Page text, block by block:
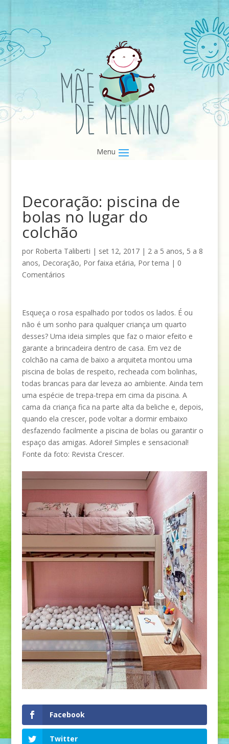
Decoração: piscina de
bolas no lugar do
colchão
por Roberta Taliberti | set 12, 2017| 2 a 5 anos, 5 a 8
anos, Decoração, Por faixa etária, Por tema | 0
Comentários
Esqueça o rosa espalhado por todos os lados. É ou
não é um sonho para qualquer criança um quarto
desses? Uma ideia simples que faz o maior efeito e
garante a brincadeira dentro de casa. Em vez de
colchão na cama de baixo a arquiteta montou uma
piscina de bolas de respeito, recheada com bolinhas,
todas brancas para dar leveza ao ambiente. Ainda tem
uma espécie de trepa-trepa em cima da piscina. A
cama da criança fica na parte alta da beliche e, depois,
quando ela crescer, pode voltar a dormir embaixo
desfazendo facilmente a piscina de bolas ou garantir o
espaço das amigas. Adorei! Simples e sensacional!
Fonte da foto: Revista Crescer.
Facebook
Twitter